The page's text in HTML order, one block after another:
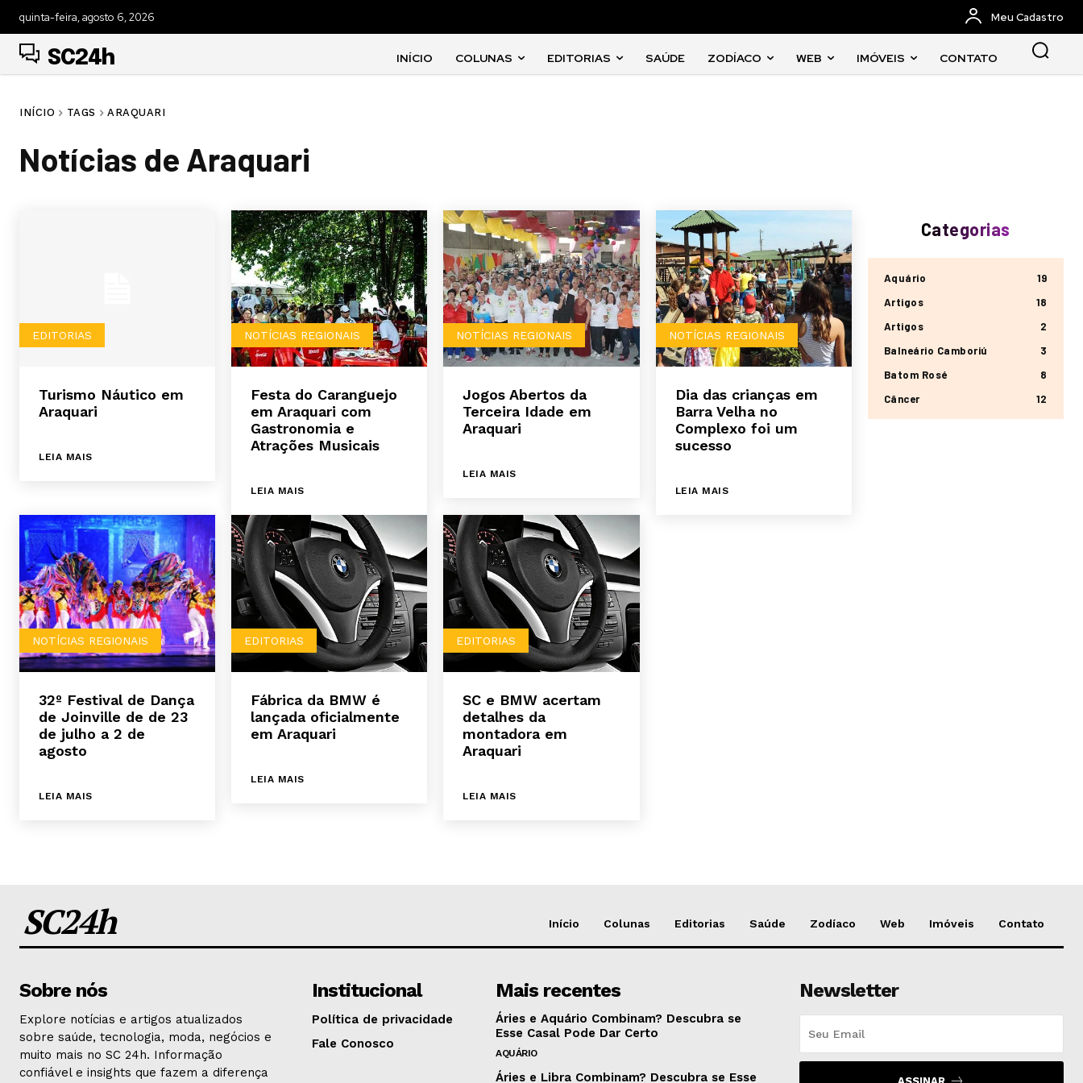
quinta-feira, agosto 6, 2026 Meu Cadastro
SC24h INÍCIO COLUNAS EDITORIAS SAÚDE ZODÍACO WEB IMÓVEIS CONTATO
INÍCIO TAGS ARAQUARI
Notícias de Araquari
EDITORIAS
Turismo Náutico em
Araquari
LEIA MAIS
NOTÍCIAS REGIONAIS
Festa do Caranguejo
em Araquari com
Gastronomia e
Atrações Musicais
LEIA MAIS
NOTÍCIAS REGIONAIS
Jogos Abertos da
Terceira Idade em
Araquari
LEIA MAIS
NOTÍCIAS REGIONAIS
Dia das crianças em
Barra Velha no
Complexo foi um
sucesso
LEIA MAIS
NOTÍCIAS REGIONAIS
32º Festival de Dança
de Joinville de de 23
de julho a 2 de
agosto
LEIA MAIS
EDITORIAS
Fábrica da BMW é
lançada oficialmente
em Araquari
LEIA MAIS
EDITORIAS
SC e BMW acertam
detalhes da
montadora em
Araquari
LEIA MAIS
Categorias
Aquário
19
Artigos
18
Artigos
2
Balneário Camboriú
3
Batom Rosé
8
Câncer
12
SC24h Início Colunas Editorias Saúde Zodíaco Web Imóveis Contato
Sobre nós
Explore notícias e artigos atualizados
sobre saúde, tecnologia, moda, negócios e
muito mais no SC 24h. Informação
confiável e insights que fazem a diferença
Institucional
Política de privacidade
Fale Conosco
Mais recentes
Áries e Aquário Combinam? Descubra se
Esse Casal Pode Dar Certo
AQUÁRIO
Áries e Libra Combinam? Descubra se Esse
Newsletter